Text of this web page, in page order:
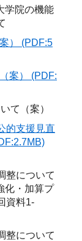
学院の機能
） (PDF:5
案） (PDF:
て（案）
的支援見直
整について
化・加算プ
資料1-
整について